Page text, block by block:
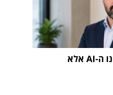
"האתגר הגדול אינו ה-AI אלא